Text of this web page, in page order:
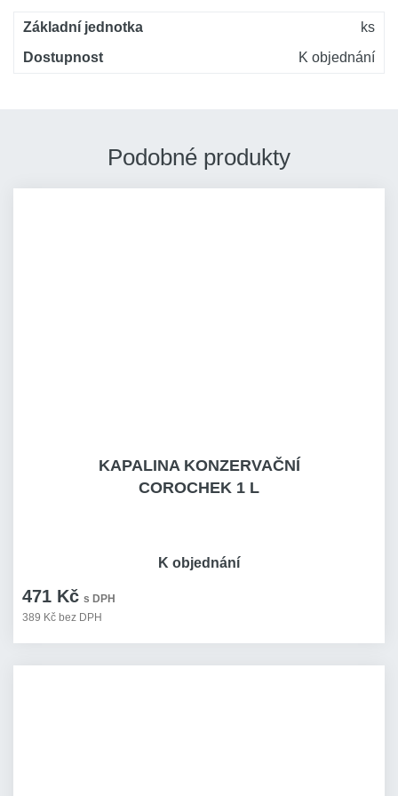
Základní jednotka
ks
Dostupnost
K objednání
Podobné produkty
KAPALINA KONZERVAČNÍ
COROCHEK 1 L
471 Kč s DPH
389 Kč bez DPH
K objednání